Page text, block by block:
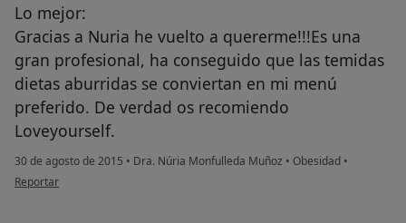
Lo mejor:
Gracias a Nuria he vuelto a quererme!!!Es una
gran profesional, ha conseguido que las temidas
dietas aburridas se conviertan en mi menú
preferido. De verdad os recomiendo
Loveyourself.
30 de agosto de 2015 • Dra. Núria Monfulleda Muñoz • Obesidad •
en opinión del usuario paciente
Reportar